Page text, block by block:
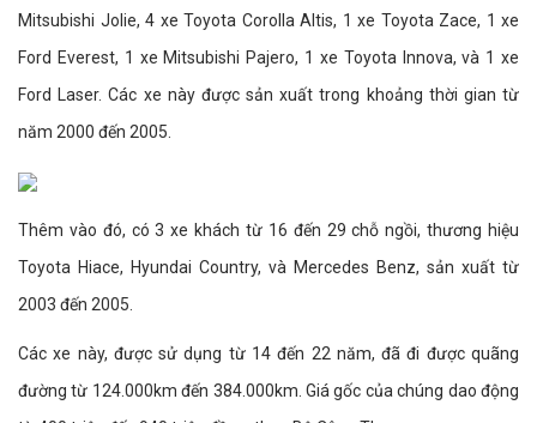
Mitsubishi Jolie, 4 xe Toyota Corolla Altis, 1 xe Toyota Zace, 1 xe
Ford Everest, 1 xe Mitsubishi Pajero, 1 xe Toyota Innova, và 1 xe
Ford Laser. Các xe này được sản xuất trong khoảng thời gian từ
năm 2000 đến 2005.
Thêm vào đó, có 3 xe khách từ 16 đến 29 chỗ ngồi, thương hiệu
Toyota Hiace, Hyundai Country, và Mercedes Benz, sản xuất từ
2003 đến 2005.
Các xe này, được sử dụng từ 14 đến 22 năm, đã đi được quãng
đường từ 124.000km đến 384.000km. Giá gốc của chúng dao động